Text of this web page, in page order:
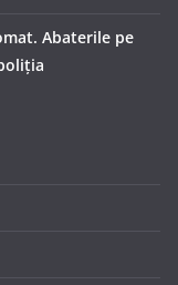
Abaterile pe